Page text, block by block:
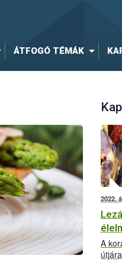
ÁTFOGÓ TÉMÁK
2022.
A